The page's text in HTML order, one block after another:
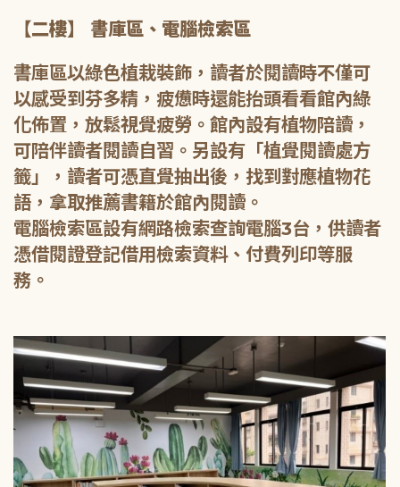
【二樓】 書庫區、電腦檢索區
書庫區以綠色植栽裝飾，讀者於閱讀時不僅可
以感受到芬多精，疲憊時還能抬頭看看館內綠
化佈置，放鬆視覺疲勞。館內設有植物陪讀，
可陪伴讀者閱讀自習。另設有「植覺閱讀處方
籤」，讀者可憑直覺抽出後，找到對應植物花
語，拿取推薦書籍於館內閱讀。
電腦檢索區設有網路檢索查詢電腦3台，供讀者
憑借閱證登記借用檢索資料、付費列印等服
務。